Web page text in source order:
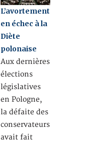
L’avortement
en échec à la
Diète
polonaise
Aux dernières
élections
législatives
en Pologne,
la défaite des
conservateurs
avait fait